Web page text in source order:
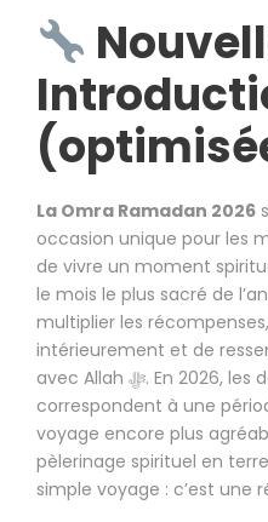
La Omra Ramadan 2026
occasion unique pour les
de vivre un moment
le mois le plus sacré de
multiplier les
intérieurement et de
avec Allah ﷻ. En 2026, les dates du Ramadan
correspondent à une
voyage encore plus
pèlerinage spirituel en
simple voyage : c’est une